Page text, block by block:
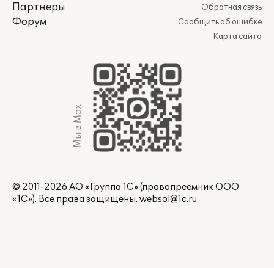
Партнеры
Форум
Обратная связь
Сообщить об ошибке
Карта сайта
Мы в Max
© 2011-2026 АО «Группа 1С» (правопреемник ООО
«1С»). Все права защищены. websol@1c.ru